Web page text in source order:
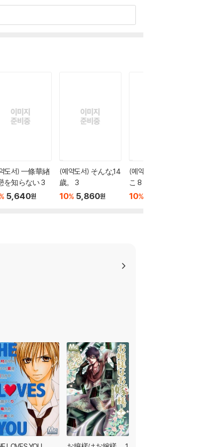
도서) 一條華緖
を知らない 3
5,640원
(예약도서) そんな,14
歲。 3
10% 5,860원
(예약도서) 包帶ごっ
こ 8
10%